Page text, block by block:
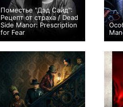
Поместье "Дэд Сайд":
Рецепт от страха / Dead
Side Manor: Prescription
for Fear
0